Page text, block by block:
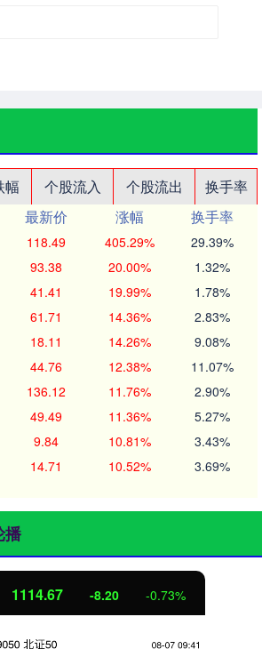
幅 个股流入 个股流出
换手率
最新价 涨幅
换手率
118.49 405.29% 29.39%
93.38 20.00% 1.32%
41.41 19.99% 1.78%
61.71 14.36% 2.83%
18.11 14.26% 9.08%
44.76 12.38% 11.07%
136.12 11.76% 2.90%
49.49 11.36% 5.27%
9.84 10.81% 3.43%
14.71 10.52% 3.69%
播
1114.67 -8.20 -0.73%